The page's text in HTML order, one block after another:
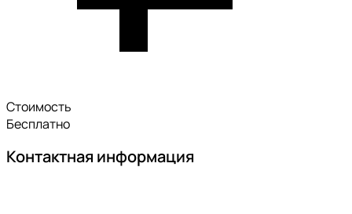
Стоимость
Бесплатно
Контактная информация